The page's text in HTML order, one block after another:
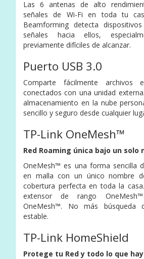
Las 6 antenas de alto
señales de Wi-Fi en toda tu
Beamforming detecta
señales hacia ellos,
previamente difíciles de alcanzar.
Puerto USB 3.0
Comparte fácilmente archivos
conectados con una unidad
almacenamiento en la nube
sencillo y seguro desde cualquier
TP-Link OneMesh™
Red Roaming única bajo un solo
OneMesh™ es una forma sencilla
en malla con un único nombre
cobertura perfecta en toda la
extensor de rango
OneMesh™. No más búsqueda
estable.
TP-Link HomeShield
Protege tu Red y todo lo que